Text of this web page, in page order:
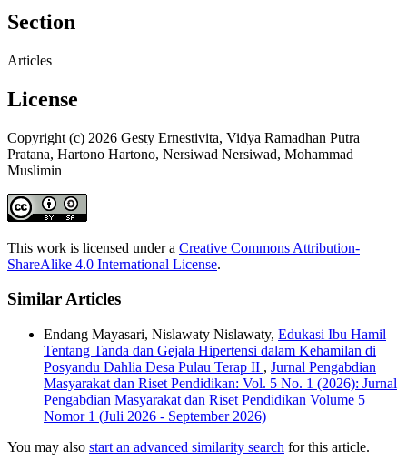
Section
Articles
License
Copyright (c) 2026 Gesty Ernestivita, Vidya Ramadhan Putra
Pratana, Hartono Hartono, Nersiwad Nersiwad, Mohammad
Muslimin
This work is licensed under a Creative Commons Attribution-
ShareAlike 4.0 International License.
Similar Articles
Endang Mayasari, Nislawaty Nislawaty, Edukasi Ibu Hamil
Tentang Tanda dan Gejala Hipertensi dalam Kehamilan di
Posyandu Dahlia Desa Pulau Terap II , Jurnal Pengabdian
Masyarakat dan Riset Pendidikan: Vol. 5 No. 1 (2026): Jurnal
Pengabdian Masyarakat dan Riset Pendidikan Volume 5
Nomor 1 (Juli 2026 - September 2026)
You may also start an advanced similarity search for this article.